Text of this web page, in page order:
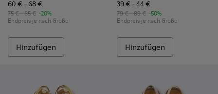
60 € - 68 €
75 € - 85 € -20%
Endpreis je nach Größe
Hinzufügen
39 € - 44 €
79 € - 89 € -50%
Endpreis je nach Größe
Hinzufügen